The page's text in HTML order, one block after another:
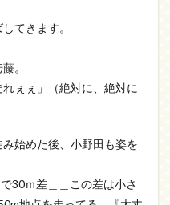
てきます。
。
ぇぇ」（絶対に、絶対に
始めた後、小野田も姿を
30ｍ差＿＿この差は小さ